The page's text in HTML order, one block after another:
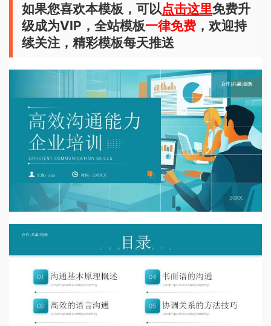
如果您喜欢本模板，可以点击这里免费升
级成为VIP，全站模板一律免费 ，欢迎持
续关注，精彩模板每天推送